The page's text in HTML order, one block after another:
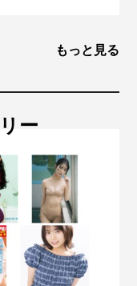
もっと見る
ー